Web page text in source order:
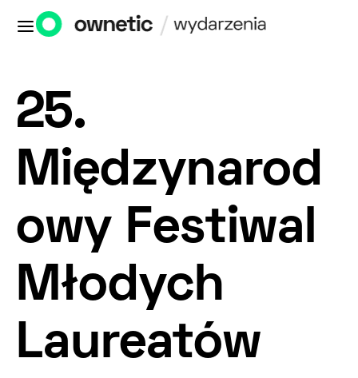
25.
Międzynarod
owy Festiwal
Młodych
Laureatów